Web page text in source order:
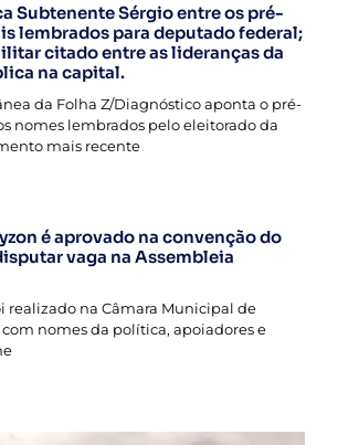
Subtenente Sérgio entre os pré-
lembrados para deputado federal;
citado entre as lideranças da
na capital.
da Folha Z/Diagnóstico aponta o pré-
nomes lembrados pelo eleitorado da
mais recente
é aprovado na convenção do
vaga na Assembleia
realizado na Câmara Municipal de
nomes da política, apoiadores e